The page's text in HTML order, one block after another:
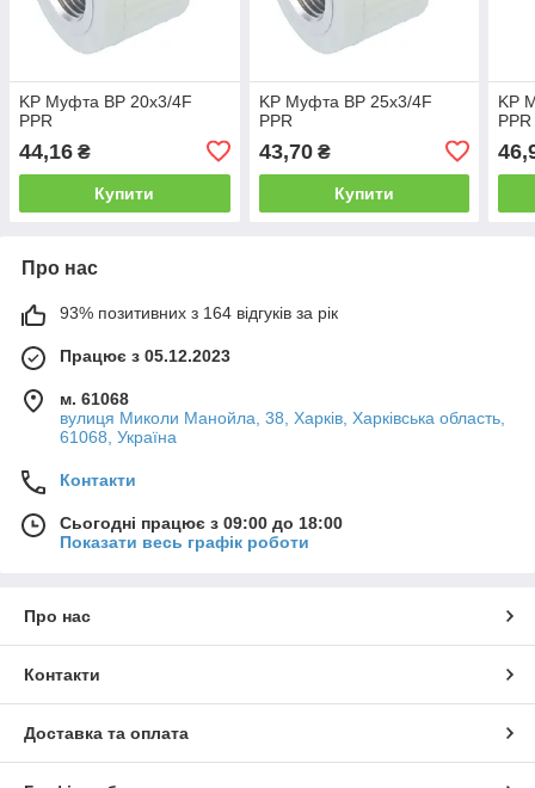
KP Муфта ВР 20x3/4F
PPR
44,16 ₴
Купити
KP Муфта ВР 25x3/4F
PPR
43,70₴
Купити
KP
PPR
Про нас
93% позитивних з 164 відгуків за рік
Працює з 05.12.2023
м. 61068
вулиця Миколи Манойла, 38, Харків, Харківська область,
61068, Україна
Контакти
Сьогодні працює з 09:00 до 18:00
Показати весь графік роботи
Про нас
Контакти
Доставка та оплата